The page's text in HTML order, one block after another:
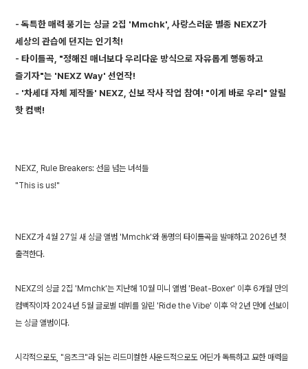
- 독특한 매력 풍기는 싱글 2집 'Mmchk', 사랑스러운 별종 NEXZ가
세상의 관습에 던지는 인기척!
- 타이틀곡, "정해진 매너보다 우리다운 방식으로 자유롭게 행동하고
즐기자"는 'NEXZ Way' 선언작!
- '차세대 자체 제작돌' NEXZ, 신보 작사 작업 참여! "이게 바로 우리" 알릴
핫 컴백!
NEXZ, Rule Breakers: 선을 넘는 녀석들
"This is us!"
NEXZ가 4월 27일 새 싱글 앨범 'Mmchk'와 동명의 타이틀곡을 발매하고 2026년 첫
출격한다.
NEXZ의 싱글 2집 'Mmchk'는 지난해 10월 미니 앨범 'Beat-Boxer' 이후 6개월 만의
컴백작이자 2024년 5월 글로벌 데뷔를 알린 'Ride the Vibe' 이후 약 2년 만에 선보이
는 싱글 앨범이다.
시각적으로도, "음츠크"라 읽는 리드미컬한 사운드적으로도 어딘가 독특하고 묘한 매력을